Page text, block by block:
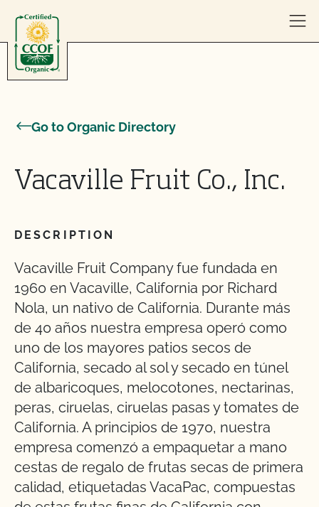
Go to Organic Directory
Vacaville Fruit Co., Inc.
DESCRIPTION
Vacaville Fruit Company fue fundada en
1960 en Vacaville, California por Richard
Nola, un nativo de California. Durante más
de 40 años nuestra empresa operó como
uno de los mayores patios secos de
California, secado al sol y secado en túnel
de albaricoques, melocotones, nectarinas,
peras, ciruelas, ciruelas pasas y tomates de
California. A principios de 1970, nuestra
empresa comenzó a empaquetar a mano
cestas de regalo de frutas secas de primera
calidad, etiquetadas VacaPac, compuestas